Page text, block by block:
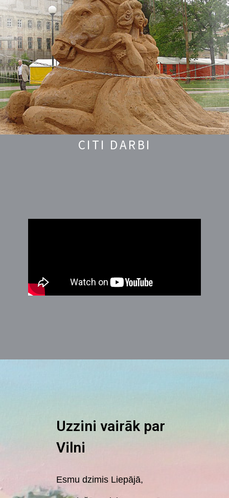
CITI DARBI
Uzzini vairāk par
Vilni
Esmu dzimis Liepājā,